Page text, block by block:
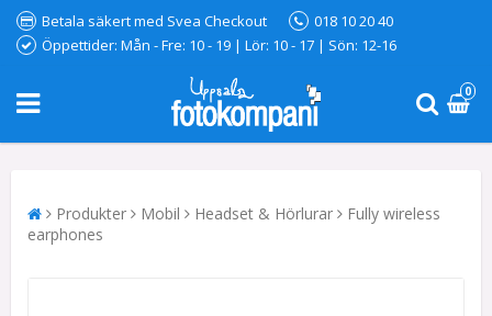
Betala säkert med Svea Checkout
018 10 20 40
Öppettider: Mån - Fre: 10 - 19 | Lör: 10 - 17 | Sön: 12-16
0
Produkter Mobil Headset & Hörlurar
Fully wireless
earphones